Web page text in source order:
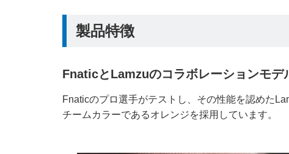
製品特徴
FnaticとLamzuのコラボレーションモデ
Fnaticのプロ選手がテストし、その性能を認めた
チームカラーであるオレンジを採用しています。